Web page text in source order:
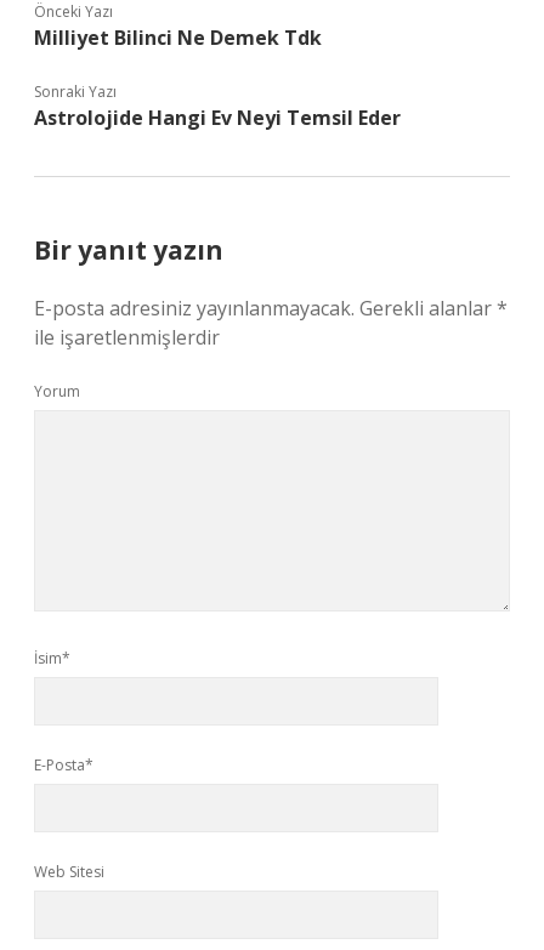
Önceki Yazı
Milliyet Bilinci Ne Demek Tdk
Sonraki Yazı
Astrolojide Hangi Ev Neyi Temsil Eder
Bir yanıt yazın
E-posta adresiniz yayınlanmayacak. Gerekli alanlar*
ile işaretlenmişlerdir
Yorum
İsim*
E-Posta*
Web Sitesi